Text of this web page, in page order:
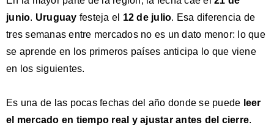
junio. Uruguay festeja el 12 de julio. Esa diferencia de
tres semanas entre mercados no es un dato menor: lo que
se aprende en los primeros países anticipa lo que viene
en los siguientes.
Es una de las pocas fechas del año donde se puede leer
el mercado en tiempo real y ajustar antes del cierre.